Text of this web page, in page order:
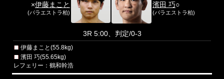
×伊藤まこと
(パラエストラ柏)
濱田 巧○
(パラエストラ柏)
3R 5:00、判定/0-3
伊藤まこと(55.8kg)
濱田 巧(55.65kg)
レフェリー：鶴和幹浩